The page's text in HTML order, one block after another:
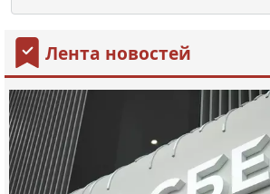
Лента новостей